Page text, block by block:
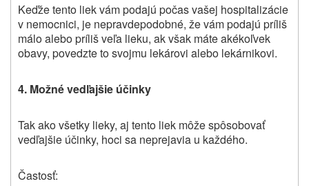
Keďže tento liek vám podajú počas vašej hospitalizácie
v nemocnici, je nepravdepodobné, že vám podajú príliš
málo alebo príliš veľa lieku, ak však máte akékoľvek
obavy, povedzte to svojmu lekárovi alebo lekárnikovi.
4. Možné vedľajšie účinky
Tak ako všetky lieky, aj tento liek môže spôsobovať
vedľajšie účinky, hoci sa neprejavia u každého.
Častosť: